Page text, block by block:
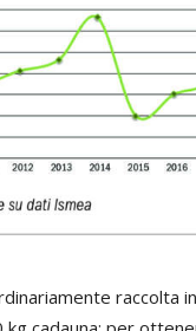
raccolta